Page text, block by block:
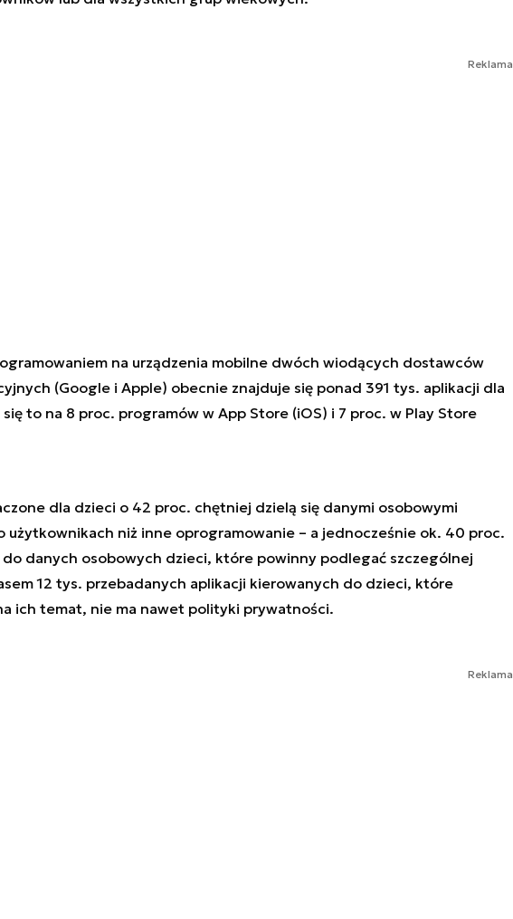
Reklama
na urządzenia mobilne dwóch wiodących dostawców
(Google i Apple) obecnie znajduje się ponad 391 tys. aplikacji dla
się to na 8 proc. programów w App Store (iOS) i 7 proc. w Play Store
dla dzieci o 42 proc. chętniej dzielą się danymi osobowymi
użytkownikach niż inne oprogramowanie – a jednocześnie ok. 40 proc.
do danych osobowych dzieci, które powinny podlegać szczególnej
12 tys. przebadanych aplikacji kierowanych do dzieci, które
ich temat, nie ma nawet polityki prywatności.
Reklama